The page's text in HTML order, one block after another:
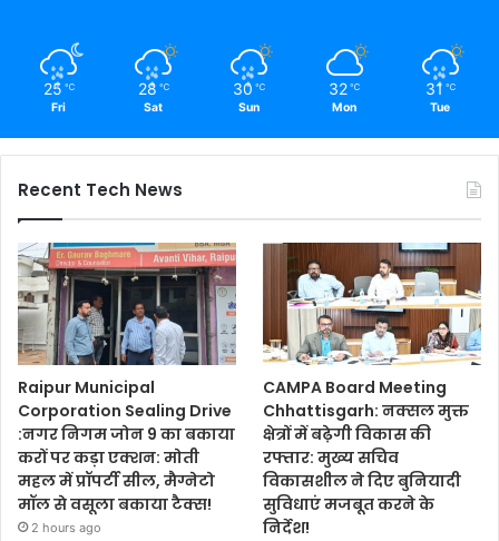
25 ℃
Fri
28 ℃
Sat
30 ℃
Sun
32 ℃
Mon
31 ℃
Tue
Recent Tech News
Raipur Municipal
Corporation Sealing Drive
:नगर निगम जोन 9 का बकाया
करों पर कड़ा एक्शन: मोती
महल में प्रॉपर्टी सील, मैग्नेटो
मॉल से वसूला बकाया टैक्स!
2 hours ago
CAMPA Board Meeting
Chhattisgarh: नक्सल मुक्त
क्षेत्रों में बढ़ेगी विकास की
रफ्तार: मुख्य सचिव
विकासशील ने दिए बुनियादी
सुविधाएं मजबूत करने के
निर्देश!